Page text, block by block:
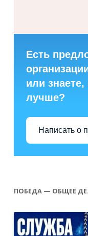
Есть
или
лучше?
Написать о
ПОБЕДА — ОБЩЕЕ